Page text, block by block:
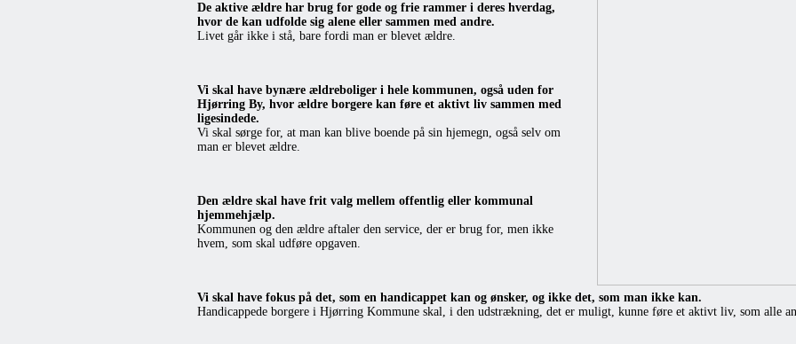
De aktive ældre har brug for gode og frie rammer i deres hverdag,
hvor de kan udfolde sig alene eller sammen med andre.
Livet går ikke i stå, bare fordi man er blevet ældre.
Vi skal have bynære ældreboliger i hele kommunen, også uden for
Hjørring By, hvor ældre borgere kan føre et aktivt liv sammen med
ligesindede.
Vi skal sørge for, at man kan blive boende på sin hjemegn, også selv om
man er blevet ældre.
Den ældre skal have frit valg mellem offentlig eller kommunal
hjemmehjælp.
Kommunen og den ældre aftaler den service, der er brug for, men ikke
hvem, som skal udføre opgaven.
Vi skal have fokus på det, som en handicappet kan og ønsker, og ikke det, som man ikke kan.
Handicappede borgere i Hjørring Kommune skal, i den udstrækning, det er muligt, kunne føre et aktivt liv, som alle